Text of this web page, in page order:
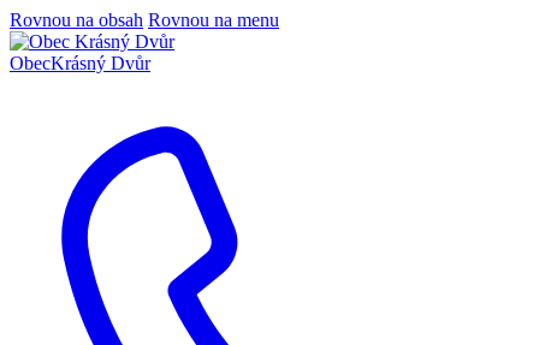
Rovnou na obsah Rovnou na menu
ObecKrásný Dvůr